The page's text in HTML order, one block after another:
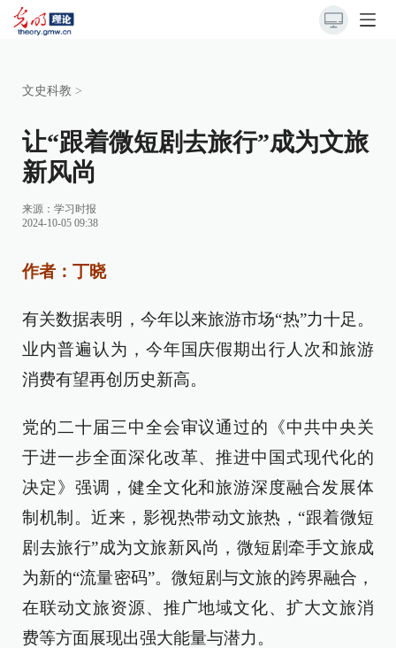
文史科教 >
让“跟着微短剧去旅行”成为文旅
新风尚
来源： 学习时报
2024-10-05 09:38
作者：丁晓
有关数据表明，今年以来旅游市场“热”力十足。
业内普遍认为，今年国庆假期出行人次和旅游
消费有望再创历史新高。
党的二十届三中全会审议通过的《中共中央关
于进一步全面深化改革、推进中国式现代化的
决定》强调，健全文化和旅游深度融合发展体
制机制。近来，影视热带动文旅热，“跟着微短
剧去旅行”成为文旅新风尚，微短剧牵手文旅成
为新的“流量密码”。微短剧与文旅的跨界融合，
在联动文旅资源、推广地域文化、扩大文旅消
费等方面展现出强大能量与潜力。